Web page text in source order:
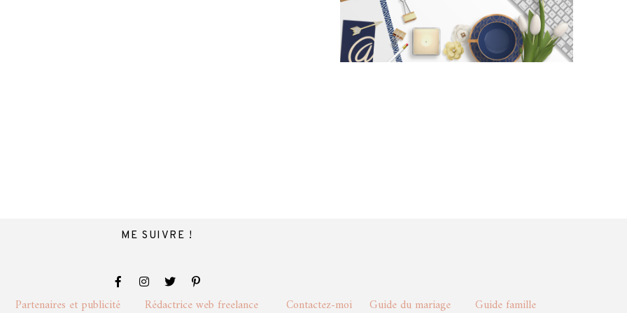
ME SUIVRE !
Partenaires et publicité Rédactrice web freelance Contactez-moi Guide du mariage Guide famille